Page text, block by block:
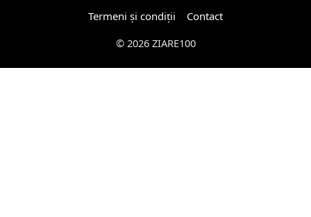
Termeni și condiții
Contact
© 2026 ZIARE100